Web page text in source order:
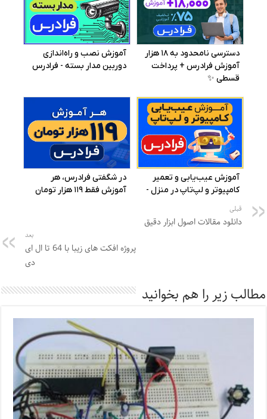
قبلی
دانلود مقالات اصول ابزار دقیق
بعد
پروژه افکت های زیبا با 64 تا ال ای
دی
مطالب زیر را هم بخوانید